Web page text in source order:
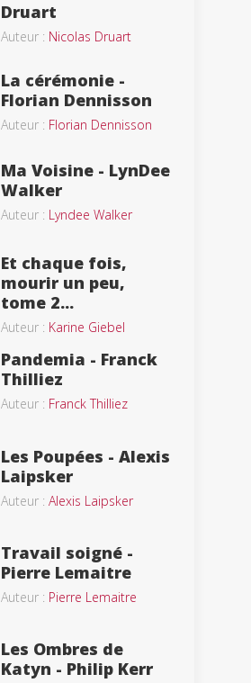
Druart
Auteur : Nicolas Druart
La cérémonie -
Florian Dennisson
Auteur : Florian Dennisson
Ma Voisine - LynDee
Walker
Auteur : Lyndee Walker
Et chaque fois,
mourir un peu,
tome 2...
Auteur : Karine Giebel
Pandemia - Franck
Thilliez
Auteur : Franck Thilliez
Les Poupées - Alexis
Laipsker
Auteur : Alexis Laipsker
Travail soigné -
Pierre Lemaitre
Auteur : Pierre Lemaitre
Les Ombres de
Katyn - Philip Kerr